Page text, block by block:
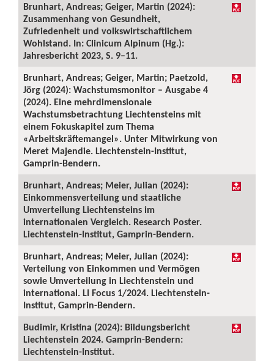
Brunhart, Andreas; Geiger, Martin (2024):
Zusammenhang von Gesundheit,
Zufriedenheit und volkswirtschaftlichem
Wohlstand. In: Clinicum Alpinum (Hg.):
Jahresbericht 2023, S. 9–11.
Brunhart, Andreas; Geiger, Martin; Paetzold,
Jörg (2024): Wachstumsmonitor – Ausgabe 4
(2024). Eine mehrdimensionale
Wachstumsbetrachtung Liechtensteins mit
einem Fokuskapitel zum Thema
«Arbeitskräftemangel». Unter Mitwirkung von
Meret Majendie. Liechtenstein-Institut,
Gamprin-Bendern.
Brunhart, Andreas; Meier, Julian (2024):
Einkommensverteilung und staatliche
Umverteilung Liechtensteins im
internationalen Vergleich. Research Poster.
Liechtenstein-Institut, Gamprin-Bendern.
Brunhart, Andreas; Meier, Julian (2024):
Verteilung von Einkommen und Vermögen
sowie Umverteilung in Liechtenstein und
international. LI Focus 1/2024. Liechtenstein-
Institut, Gamprin-Bendern.
Budimir, Kristina (2024): Bildungsbericht
Liechtenstein 2024. Gamprin-Bendern:
Liechtenstein-Institut.